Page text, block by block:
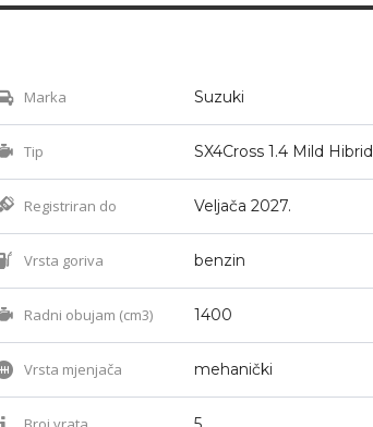
Marka Suzuki
Tip SX4Cross 1.4 Mild Hibrid
Registriran do Veljača 2027.
Vrsta goriva benzin
Radni obujam (cm3) 1400
Vrsta mjenjača mehanički